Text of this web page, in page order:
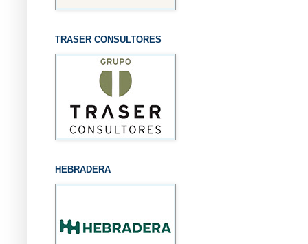
TRASER CONSULTORES
HEBRADERA